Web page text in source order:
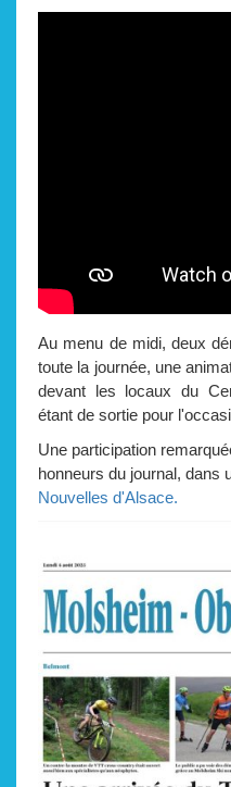
Au menu de midi, deux
toute la journée, une
devant les locaux du
étant de sortie pour
Une participation
honneurs du journal, dans
Nouvelles d'Alsace.